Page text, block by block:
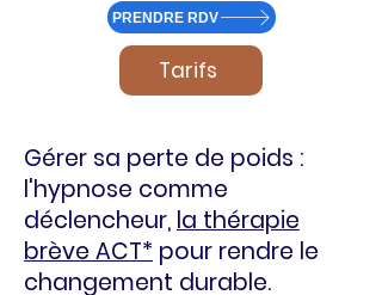
PRENDRE RDV
Tarifs
Gérer sa perte de poids :
l'hypnose comme
déclencheur, la thérapie
brève ACT* pour rendre le
changement durable.